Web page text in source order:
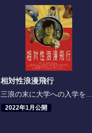
相対性浪漫飛行
三浪の末に大学への入学を...
2022年1月公開